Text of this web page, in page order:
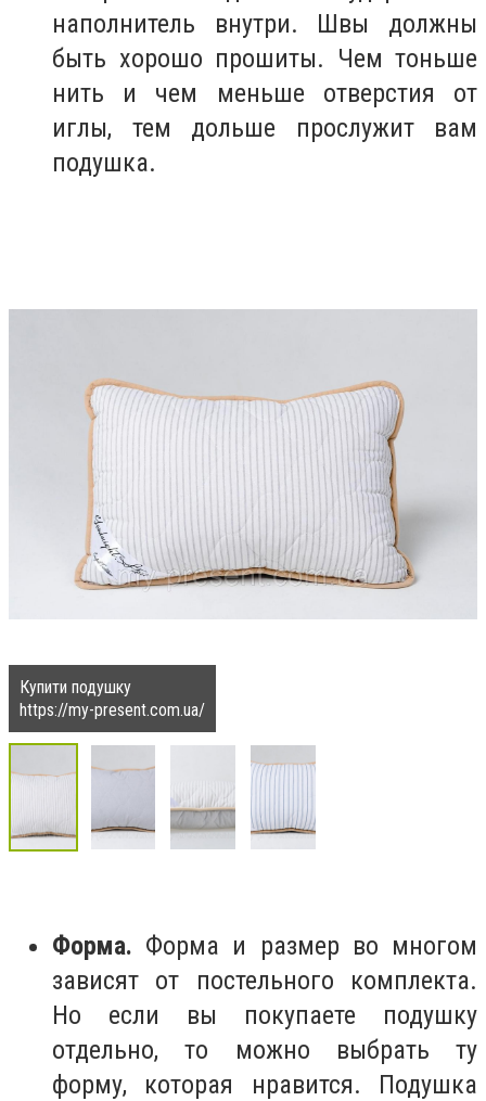
наполнитель внутри. Швы должны
быть хорошо прошиты. Чем тоньше
нить и чем меньше отверстия от
иглы, тем дольше прослужит вам
подушка.
Купити подушку
https://my-present.com.ua/
Форма. Форма и размер во многом
зависят от постельного комплекта.
Но если вы покупаете подушку
отдельно, то можно выбрать ту
форму, которая нравится. Подушка